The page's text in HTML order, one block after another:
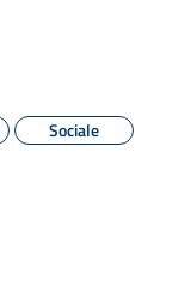
Sociale